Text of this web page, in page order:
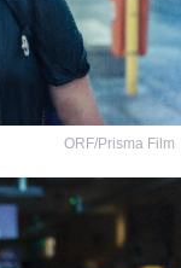
ORF/Prisma Film